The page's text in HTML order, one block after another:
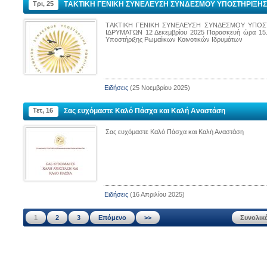
Τρι, 25 TΑΚΤΙΚΗ ΓΕΝΙΚΗ ΣΥΝΕΛΕΥΣΗ ΣΥΝΔΕΣΜΟΥ
TΑΚΤΙΚΗ ΓΕΝΙΚΗ ΣΥΝΕΛΕΥΣΗ ΣΥΝΔΕΣΜΟΥ
ΙΔΡΥΜΑΤΩΝ 12 Δεκεμβρίου 2025 Παρασκευή ώρα
Υποστήριξης Ρωμαίικων Κοινοτικών Ιδρυμάτων
Ειδήσεις (25 Νοεμβρίου 2025)
Τετ, 16 Σας ευχόμαστε Καλό Πάσχα και Καλή Αναστάση
Σας ευχόμαστε Καλό Πάσχα και Καλή Αναστάση
Ειδήσεις (16 Απριλίου 2025)
1 2 3 Επόμενο >>